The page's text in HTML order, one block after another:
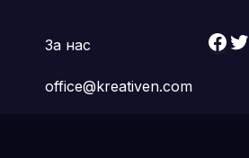
За нас
office@kreativen.com
Facebook Twitter